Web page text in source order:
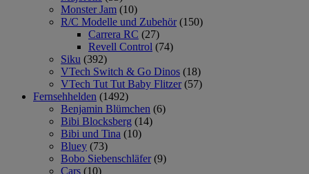
Monster Jam (10)
R/C Modelle und Zubehör (150)
Carrera RC (27)
Revell Control (74)
Siku (392)
VTech Switch & Go Dinos (18)
VTech Tut Tut Baby Flitzer (57)
Fernsehhelden (1492)
Benjamin Blümchen (6)
Bibi Blocksberg (14)
Bibi und Tina (10)
Bluey (73)
Bobo Siebenschläfer (9)
Cars (10)